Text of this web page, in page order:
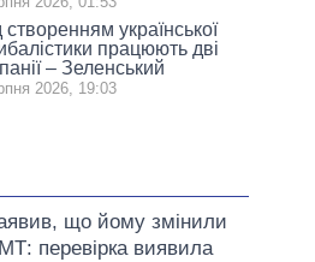
української
працюють дві
– Зеленський
2026, 19:03
що йому змінили
перевірка виявила